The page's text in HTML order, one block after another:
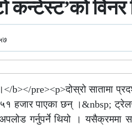
कन्टेस्ट’को
b></pre><p>दोस्रो सातामा
हजार पाएका छन् ।&nbsp; ट्रेलर
गर्नुपर्ने थियो । यसैक्रममा